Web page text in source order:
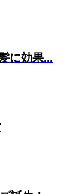
に効果...